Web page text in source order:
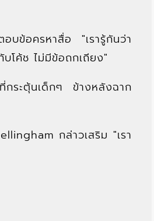
บข้อครหาสื่อ "เรารู้กันว่า
โค้ช ไม่มีข้อถกเถียง"
ระตุ้นเด็กๆ ข้างหลังฉาก
กล่าวเสริม "เรา